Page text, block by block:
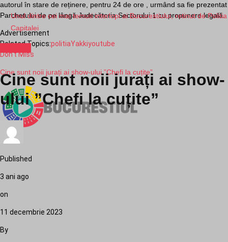
autorul în stare de reținere, pentru 24 de ore , urmând sa fie prezentat
Parchetului de pe lângă Judecătoria Sectorului 1 cu propunere legală.
Advertisement
Related Topics:politiaYakkiyoutube
Don't Miss
Cine sunt noii jurați ai show-ului ”Chefi la cuțite”
Unul dintre cei mai temuti interlopi ai Bucurestiului, retinut de Politia
Capitalei
Cine sunt noii jurați ai show-
ului ”Chefi la cuțite”
Published
3 ani ago
on
11 decembrie 2023
By